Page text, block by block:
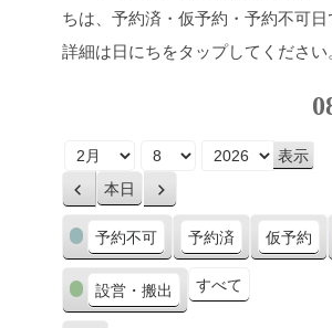
ちは、予約済・仮予約・予約不可日
詳細は日にちをタップしてください
月
日
年
前
へ
本日
次
へ
カ
テ
ゴ
リ
予約不可 予約済 仮予約
設営・搬出 すべて